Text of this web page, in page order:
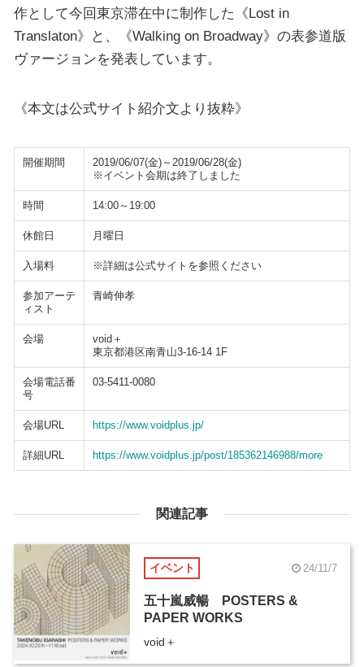
作として今回東京滞在中に制作した《Lost in
Translaton》と、《Walking on Broadway》の表参道版
ヴァージョンを発表しています。
《本文は公式サイト紹介文より抜粋》
開催期間
2019/06/07(金)～2019/06/28(金)
※イベント会期は終了しました
時間 14:00～19:00
休館日 月曜日
入場料 ※詳細は公式サイトを参照ください
参加アーテ
ィスト
青崎伸孝
会場
void＋
東京都港区南青山3-16-14 1F
会場電話番
号
03-5411-0080
会場URL https://www.voidplus.jp/
詳細URL https://www.voidplus.jp/post/185362146988/more
関連記事
イベント 24/11/7
五十嵐威暢 POSTERS &
PAPER WORKS
void＋